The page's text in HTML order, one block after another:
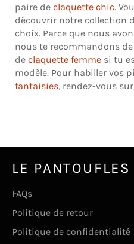
paire de claquette chic.
découvrir notre collection
choix. Parce que nous
nous te recommandons
de claquette femme si tu
modèle. Pour habiller vos
fantaisies, rendez-vous
LE
FAQs
Politique de retour
Politique de confidentialité